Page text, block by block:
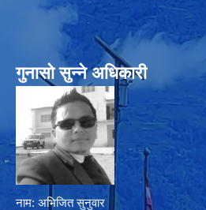
गुनासो सुन्‍ने अधिकारी
नाम: अभिजित सुनुवार